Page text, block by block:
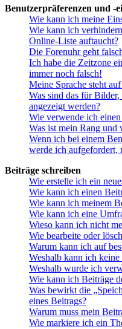
Benutzerpräferenzen und -
Wie kann ich meine
Wie kann ich
Online-Liste auftaucht?
Die Forenuhr geht
Ich habe die Zeitzone
immer noch falsch!
Meine Sprache steht
Was sind das für
angezeigt werden?
Wie verwende ich
Was ist mein Rang und
Wenn ich bei einem
werde ich aufgefordert,
Beiträge schreiben
Wie erstelle ich ein
Wie kann ich einen
Wie kann ich meinem
Wie kann ich eine
Wieso kann ich nicht
Wie bearbeite oder
Warum kann ich auf
Weshalb kann ich
Weshalb wurde ich
Wie kann ich Beiträge
Was bewirkt die
eines Beitrags?
Warum muss mein
Wie markiere ich ein